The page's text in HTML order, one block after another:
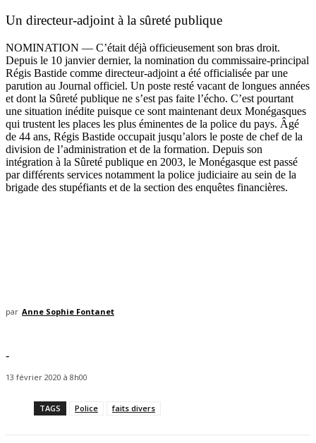
Un directeur-adjoint à la sûreté publique
NOMINATION — C’était déjà officieusement son bras droit.
Depuis le 10 janvier dernier, la nomination du commissaire-principal
Régis Bastide comme directeur-adjoint a été officialisée par une
parution au Journal officiel. Un poste resté vacant de longues années
et dont la Sûreté publique ne s’est pas faite l’écho. C’est pourtant
une situation inédite puisque ce sont maintenant deux Monégasques
qui trustent les places les plus éminentes de la police du pays. Âgé
de 44 ans, Régis Bastide occupait jusqu’alors le poste de chef de la
division de l’administration et de la formation. Depuis son
intégration à la Sûreté publique en 2003, le Monégasque est passé
par différents services notamment la police judiciaire au sein de la
brigade des stupéfiants et de la section des enquêtes financières.
par Anne Sophie Fontanet
-
13 février 2020 à 8h00
TAGS Police faits divers